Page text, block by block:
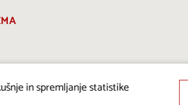
in spremljanje statistike